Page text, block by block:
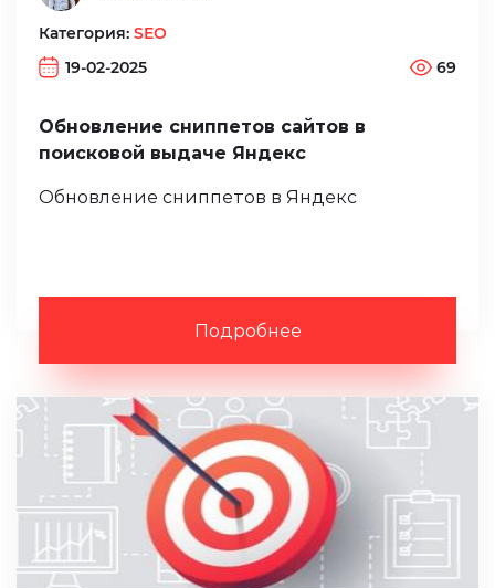
Категория: SEO
19-02-2025
69
Обновление сниппетов сайтов в
поисковой выдаче Яндекс
Обновление сниппетов в Яндекс
Подробнее